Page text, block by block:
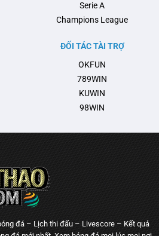
Serie A
Champions League
ĐỐI TÁC TÀI TRỢ
OKFUN
789WIN
KUWIN
98WIN
đá – Lịch thi đấu – Livescore – Kết quả